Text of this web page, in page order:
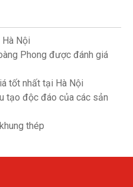
Nội
Phong được đánh giá
tốt nhất tại Hà Nội
tạo độc đáo của các sản
thép